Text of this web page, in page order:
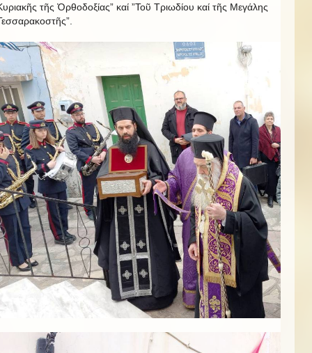
τῆς Ὀρθοδοξίας” καί ”Τοῦ Τριωδίου καί τῆς Μεγάλης